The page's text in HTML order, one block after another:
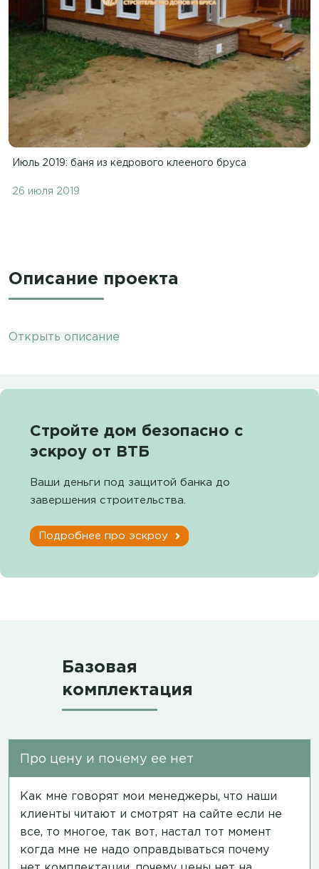
Июль 2019: баня из кедрового клееного бруса
26 июля 2019
Описание проекта
Открыть описание
Стройте дом безопасно с
эскроу от ВТБ
Ваши деньги под защитой банка до
завершения строительства.
Подробнее про эскроу
Базовая
комплектация
Про цену и почему ее нет
Как мне говорят мои менеджеры, что наши
клиенты читают и смотрят на сайте если не
все, то многое, так вот, настал тот момент
когда мне не надо оправдываться почему